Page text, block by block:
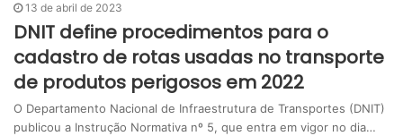
13 de abril de 2023
DNIT define procedimentos para o
cadastro de rotas usadas no transporte
de produtos perigosos em 2022
O Departamento Nacional de Infraestrutura de Transportes (DNIT)
publicou a Instrução Normativa nº 5, que entra em vigor no dia…